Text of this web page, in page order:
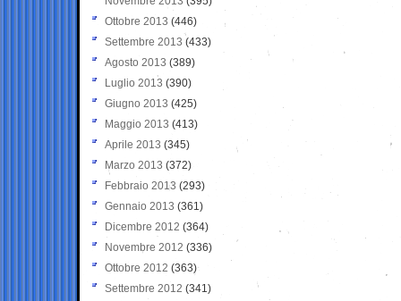
Ottobre 2013 (446)
Settembre 2013 (433)
Agosto 2013 (389)
Luglio 2013 (390)
Giugno 2013 (425)
Maggio 2013 (413)
Aprile 2013 (345)
Marzo 2013 (372)
Febbraio 2013 (293)
Gennaio 2013 (361)
Dicembre 2012 (364)
Novembre 2012 (336)
Ottobre 2012 (363)
Settembre 2012 (341)